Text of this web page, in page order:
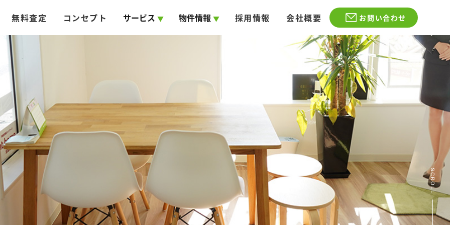
無料査定 コンセプト サービス ▼ 物件情報 ▼ 採用情報 会社概要 お問い合わせ
SCROLL